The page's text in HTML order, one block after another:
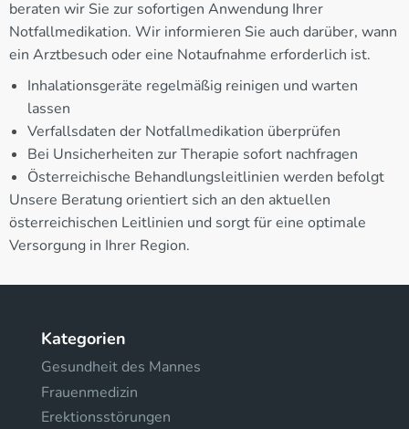
beraten wir Sie zur sofortigen Anwendung Ihrer
Notfallmedikation. Wir informieren Sie auch darüber, wann
ein Arztbesuch oder eine Notaufnahme erforderlich ist.
Inhalationsgeräte regelmäßig reinigen und warten
lassen
Verfallsdaten der Notfallmedikation überprüfen
Bei Unsicherheiten zur Therapie sofort nachfragen
Österreichische Behandlungsleitlinien werden befolgt
Unsere Beratung orientiert sich an den aktuellen
österreichischen Leitlinien und sorgt für eine optimale
Versorgung in Ihrer Region.
Kategorien
Gesundheit des Mannes
Frauenmedizin
Erektionsstörungen